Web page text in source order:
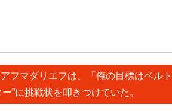
フマダリエフは、「俺の目標はベル
”に挑戦状を叩きつけていた。